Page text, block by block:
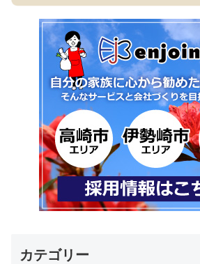
カテゴリー